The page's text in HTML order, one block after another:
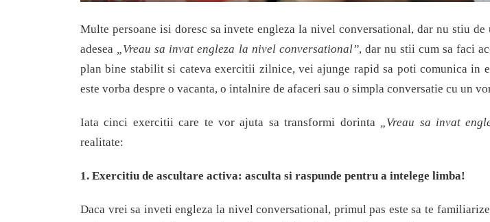
Multe persoane isi doresc sa invete engleza la nivel conversational, dar nu stiu de
adesea „Vreau sa invat engleza la nivel conversational”, dar nu stii cum sa faci
plan bine stabilit si cateva exercitii zilnice, vei ajunge rapid sa poti comunica in
este vorba despre o vacanta, o intalnire de afaceri sau o simpla conversatie cu un
Iata cinci exercitii care te vor ajuta sa transformi dorinta „Vreau sa invat
realitate:
1. Exercitiu de ascultare activa: asculta si raspunde pentru a intelege limba!
Daca vrei sa inveti engleza la nivel conversational, primul pas este sa te